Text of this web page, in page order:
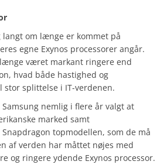
om længe er kommet på
egne Exynos processorer angår.
længe været markant ringere end
hvad både hastighed og
splittelse i IT-verdenen.
nemlig i flere år valgt at
marked samt
topmodellen, som de må
af verden har måttet nøjes med
og ringere ydende Exynos processor.